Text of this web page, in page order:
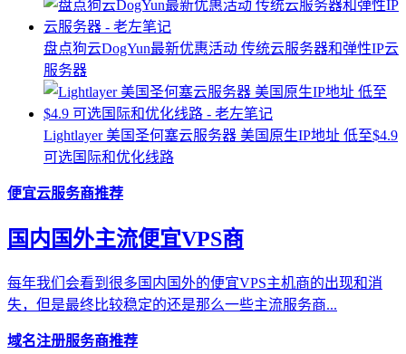
盘点狗云DogYun最新优惠活动 传统云服务器和弹性IP云
服务器
Lightlayer 美国圣何塞云服务器 美国原生IP地址 低至$4.9
可选国际和优化线路
便宜云服务商推荐
国内国外主流便宜VPS商
每年我们会看到很多国内国外的便宜VPS主机商的出现和消
失，但是最终比较稳定的还是那么一些主流服务商...
域名注册服务商推荐